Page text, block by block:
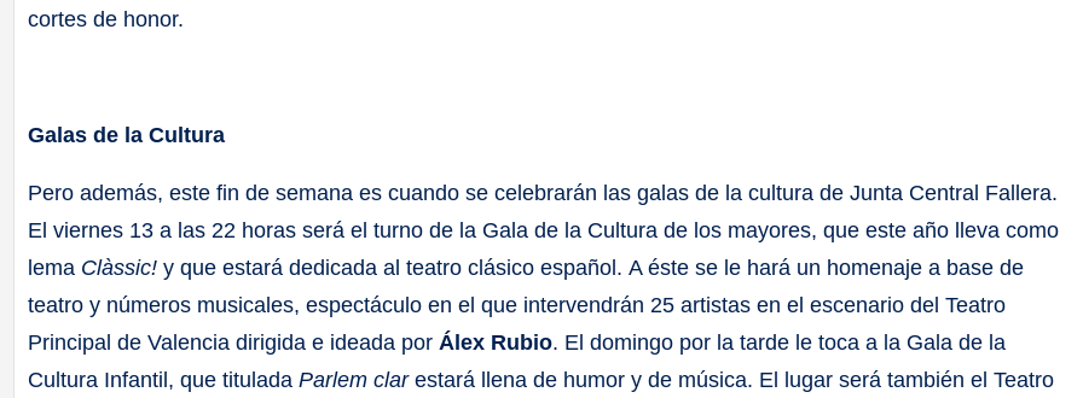
cortes de honor.
Galas de la Cultura
Pero además, este fin de semana es cuando se celebrarán las galas de la cultura de Junta Central Fallera.
El viernes 13 a las 22 horas será el turno de la Gala de la Cultura de los mayores, que este año lleva como
lema Clàssic! y que estará dedicada al teatro clásico español. A éste se le hará un homenaje a base de
teatro y números musicales, espectáculo en el que intervendrán 25 artistas en el escenario del Teatro
Principal de Valencia dirigida e ideada por Álex Rubio. El domingo por la tarde le toca a la Gala de la
Cultura Infantil, que tituladaParlem clarestará llena de humor y de música. El lugar será también el Teatro